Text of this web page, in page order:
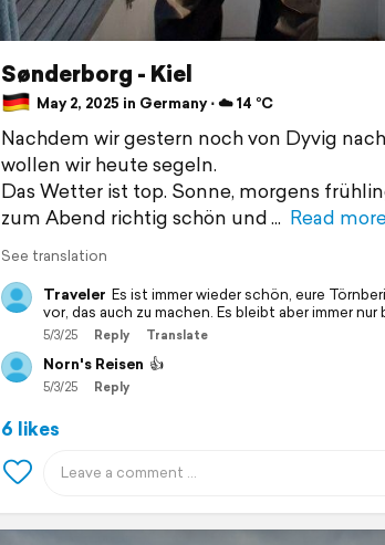
Sønderborg - Kiel
May 2, 2025 in Germany ⋅ ☁️ 14 °C
Nachdem wir gestern noch von Dyvig
wollen wir heute segeln.
Das Wetter ist top. Sonne, morgens
zum Abend richtig schön und
Read
See translation
Traveler Es ist immer wieder schön, eure
vor, das auch zu machen. Es bleibt aber immer
5/3/25 Reply Translate
Norn's Reisen 👍
5/3/25 Reply
6 likes